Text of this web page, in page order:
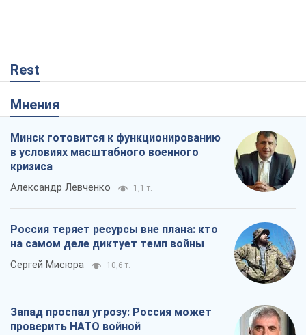
Rest
Мнения
Минск готовится к функционированию
в условиях масштабного военного
кризиса
Александр Левченко 1,1 т.
Россия теряет ресурсы вне плана: кто
на самом деле диктует темп войны
Сергей Мисюра 10,6 т.
Запад проспал угрозу: Россия может
проверить НАТО войной